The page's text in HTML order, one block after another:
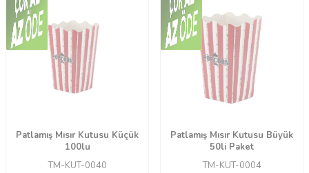
Patlamış Mısır Kutusu Küçük
100lu
TM-KUT-0040
Patlamış Mısır Kutusu Büyük
50li Paket
TM-KUT-0004